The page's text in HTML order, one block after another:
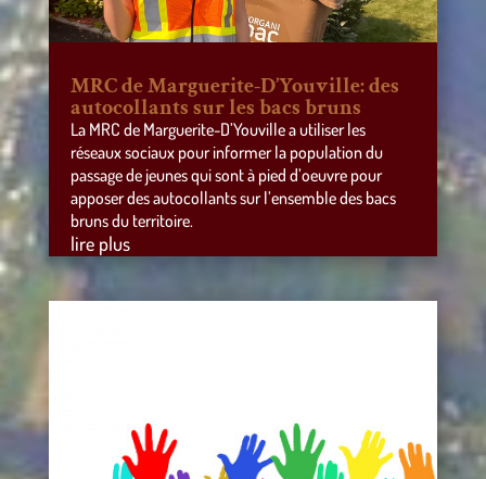
MRC de Marguerite-D’Youville: des
autocollants sur les bacs bruns
La MRC de Marguerite-D’Youville a utiliser les
réseaux sociaux pour informer la population du
passage de jeunes qui sont à pied d’oeuvre pour
apposer des autocollants sur l’ensemble des bacs
bruns du territoire.
lire plus